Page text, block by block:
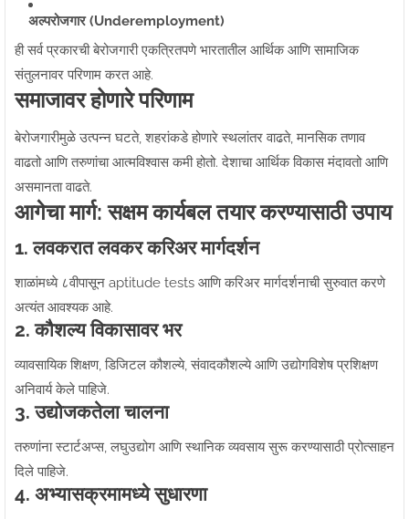
अल्परोजगार (Underemployment)
ही सर्व प्रकारची बेरोजगारी एकत्रितपणे भारतातील आर्थिक आणि सामाजिक
संतुलनावर परिणाम करत आहे.
समाजावर होणारे परिणाम
बेरोजगारीमुळे उत्पन्न घटते, शहरांकडे होणारे स्थलांतर वाढते, मानसिक तणाव
वाढतो आणि तरुणांचा आत्मविश्वास कमी होतो. देशाचा आर्थिक विकास मंदावतो आणि
असमानता वाढते.
आगेचा मार्ग: सक्षम कार्यबल तयार करण्यासाठी उपाय
1. लवकरात लवकर करिअर मार्गदर्शन
शाळांमध्ये ८वीपासून aptitude tests आणि करिअर मार्गदर्शनाची सुरुवात करणे
अत्यंत आवश्यक आहे.
2. कौशल्य विकासावर भर
व्यावसायिक शिक्षण, डिजिटल कौशल्ये, संवादकौशल्ये आणि उद्योगविशेष प्रशिक्षण
अनिवार्य केले पाहिजे.
3. उद्योजकतेला चालना
तरुणांना स्टार्टअप्स, लघुउद्योग आणि स्थानिक व्यवसाय सुरू करण्यासाठी प्रोत्साहन
दिले पाहिजे.
4. अभ्यासक्रमामध्ये सुधारणा